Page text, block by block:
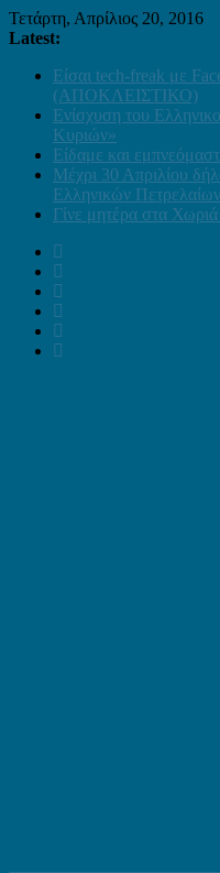
Τετάρτη, Απρίλιος 20, 2016
Latest:
Είσαι tech-freak με
(ΑΠΟΚΛΕΙΣΤΙΚΟ)
Ενίσχυση του
Κυριών»
Είδαμε και
Μέχρι 30 Απριλίου
Ελληνικών Πετρελαίων
Γίνε μητέρα στα